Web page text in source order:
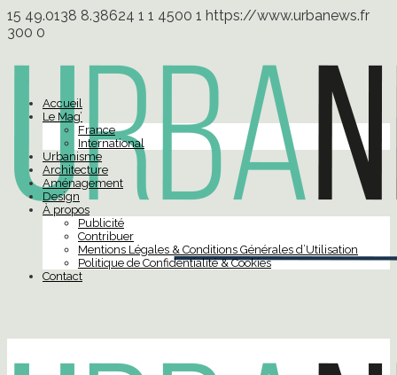
15 49.0138 8.38624 1 1 4500 1 https://www.urbanews.fr
300 0
Accueil
Le Mag’
France
International
Urbanisme
Architecture
Aménagement
Design
À propos
Publicité
Contribuer
Mentions Légales & Conditions Générales d’Utilisation
Politique de Confidentialité & Cookies
Contact